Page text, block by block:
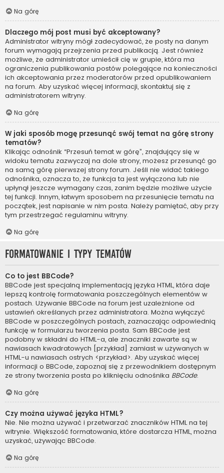
Na górę
Dlaczego mój post musi być akceptowany?
Administrator witryny mógł zadecydować, że posty na danym
forum wymagają przejrzenia przed publikacją. Jest również
możliwe, że administrator umieścił cię w grupie, która ma
ograniczenia publikowania postów polegające na konieczności
ich akceptowania przez moderatorów przed opublikowaniem
na forum. Aby uzyskać więcej informacji, skontaktuj się z
administratorem witryny.
Na górę
W jaki sposób mogę przesunąć swój temat na górę strony
tematów?
Klikając odnośnik “Przesuń temat w górę”, znajdujący się w
widoku tematu zazwyczaj na dole strony, możesz przesunąć go
na samą górę pierwszej strony forum. Jeśli nie widać takiego
odnośnika, oznacza to, że funkcja ta jest wyłączona lub nie
upłynął jeszcze wymagany czas, zanim będzie możliwe użycie
tej funkcji. Innym, łatwym sposobem na przesunięcie tematu na
początek, jest napisanie w nim posta. Należy pamiętać, aby przy
tym przestrzegać regulaminu witryny.
Na górę
Formatowanie i typy tematów
Co to jest BBCode?
BBCode jest specjalną implementacją języka HTML, która daje
lepszą kontrolę formatowania poszczególnych elementów w
postach. Używanie BBCode na forum jest uzależnione od
ustawień określanych przez administratora. Można wyłączyć
BBCode w poszczególnych postach, zaznaczając odpowiednią
funkcję w formularzu tworzenia posta. Sam BBCode jest
podobny w składni do HTML-a, ale znaczniki zawarte są w
nawiasach kwadratowych [przykład] zamiast w używanych w
HTML-u nawiasach ostrych <przykład>. Aby uzyskać więcej
informacji o BBCode, zapoznaj się z przewodnikiem dostępnym
ze strony tworzenia posta po kliknięciu odnośnika BBCode.
Na górę
Czy można używać języka HTML?
Nie. Nie można używać i przetwarzać znaczników HTML na tej
witrynie. Większość formatowania, które dostarcza HTML, można
uzyskać, używając BBCode.
Na górę